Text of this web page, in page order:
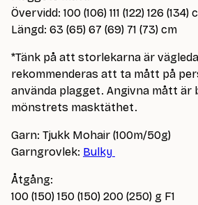
Övervidd: 100 (106) 111 (122) 126 (134)
Längd: 63 (65) 67 (69) 71 (73) cm
*Tänk på att storlekarna är
rekommenderas att ta mått på
använda plagget. Angivna mått är
mönstrets masktäthet.
Garn: Tjukk Mohair (100m/50g)
Garngrovlek: Bulky
Åtgång:
100 (150) 150 (150) 200 (250) g F1